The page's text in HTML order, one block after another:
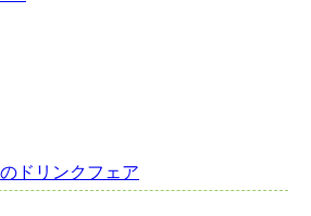
ドリンクフェア